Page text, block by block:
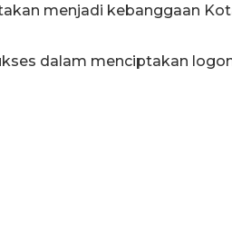
menjadi kebanggaan
dalam menciptakan